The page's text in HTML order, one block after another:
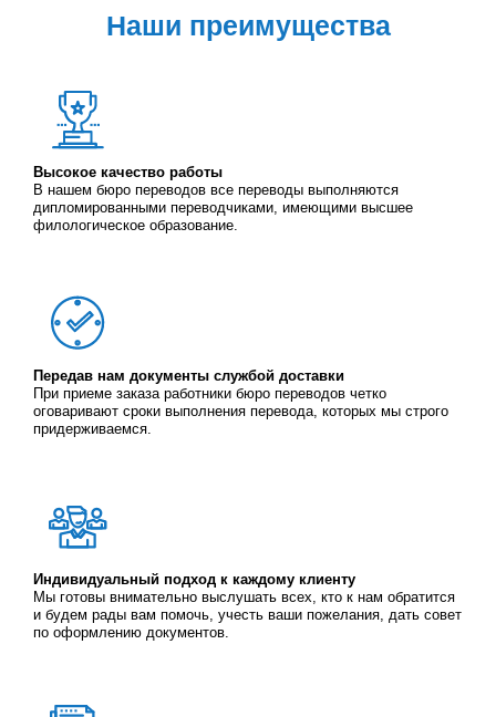
Наши преимущества
Высокое качество работы
В нашем бюро переводов все переводы выполняются
дипломированными переводчиками, имеющими высшее
филологическое образование.
Передав нам документы службой доставки
При приеме заказа работники бюро переводов четко
оговаривают сроки выполнения перевода, которых мы строго
придерживаемся.
Индивидуальный подход к каждому клиенту
Мы готовы внимательно выслушать всех, кто к нам обратится
и будем рады вам помочь, учесть ваши пожелания, дать совет
по оформлению документов.